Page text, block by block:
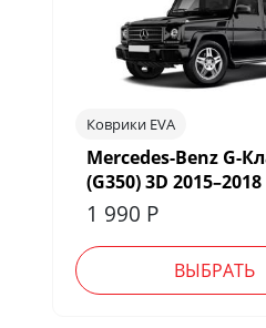
Коврики EVA
Mercedes-Benz G-
(G350) 3D 2015–2018
1 990 Р
ВЫБРАТЬ